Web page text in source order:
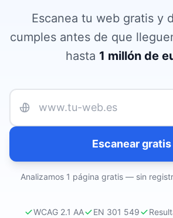
Escanea tu web gratis y
cumples antes de que
hasta 1 millón de
URL de tu web
Escanear gratis
Analizamos 1 página gratis — sin
WCAG 2.1 AA EN 301 549